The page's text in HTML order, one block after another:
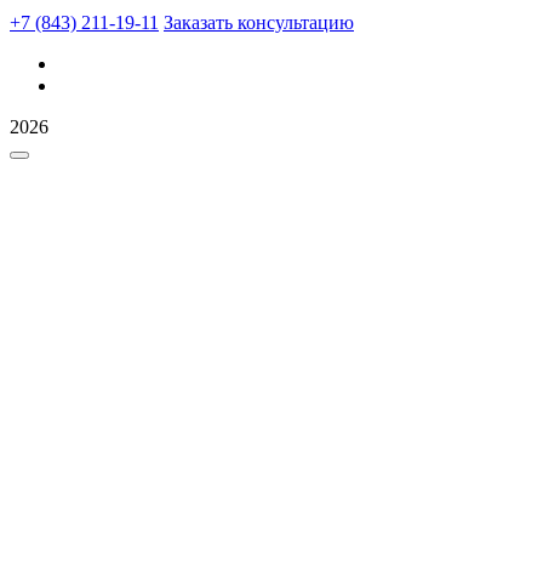
+7 (843) 211-19-11 Заказать консультацию
2026